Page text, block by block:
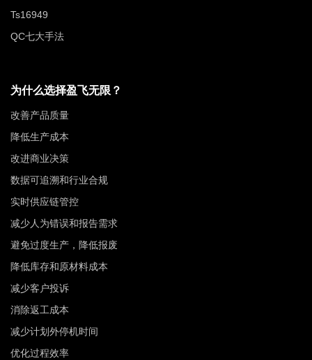
Ts16949
QC七大手法
为什么选择盈飞无限？
改善产品质量
降低生产成本
改进商业决策
数据可追溯和行业合规
实时供应链管控
减少人为错误和报告需求
避免过度生产，降低报废
降低库存和原材料成本
减少客户投诉
消除返工成本
减少计划外停机时间
优化过程效率